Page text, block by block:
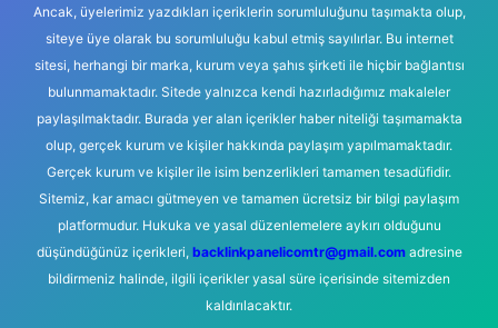
Ancak, üyelerimiz yazdıkları içeriklerin sorumluluğunu taşımakta olup,
siteye üye olarak bu sorumluluğu kabul etmiş sayılırlar. Bu internet
sitesi, herhangi bir marka, kurum veya şahıs şirketi ile hiçbir bağlantısı
bulunmamaktadır. Sitede yalnızca kendi hazırladığımız makaleler
paylaşılmaktadır. Burada yer alan içerikler haber niteliği taşımamakta
olup, gerçek kurum ve kişiler hakkında paylaşım yapılmamaktadır.
Gerçek kurum ve kişiler ile isim benzerlikleri tamamen tesadüfidir.
Sitemiz, kar amacı gütmeyen ve tamamen ücretsiz bir bilgi paylaşım
platformudur. Hukuka ve yasal düzenlemelere aykırı olduğunu
düşündüğünüz içerikleri, backlinkpanelicomtr@gmail.comadresine
bildirmeniz halinde, ilgili içerikler yasal süre içerisinde sitemizden
kaldırılacaktır.